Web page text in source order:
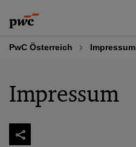
to
content
to
footer
PwC Österreich Impressum
Impressum